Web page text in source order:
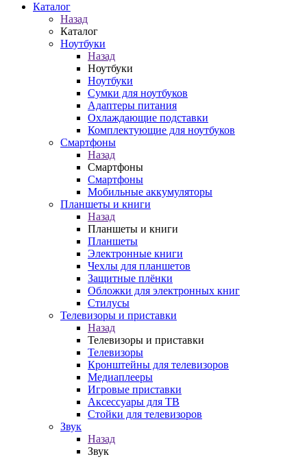
Каталог
Назад
Каталог
Ноутбуки
Назад
Ноутбуки
Ноутбуки
Сумки для ноутбуков
Адаптеры питания
Охлаждающие подставки
Комплектующие для ноутбуков
Смартфоны
Назад
Смартфоны
Смартфоны
Мобильные аккумуляторы
Планшеты и книги
Назад
Планшеты и книги
Планшеты
Электронные книги
Чехлы для планшетов
Защитные плёнки
Обложки для электронных книг
Стилусы
Телевизоры и приставки
Назад
Телевизоры и приставки
Телевизоры
Кронштейны для телевизоров
Медиаплееры
Игровые приставки
Аксессуары для ТВ
Стойки для телевизоров
Звук
Назад
Звук